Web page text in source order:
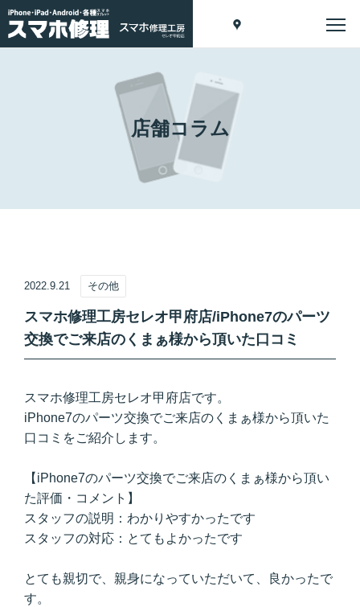
店舗コラム
2022.9.21 その他
スマホ修理工房セレオ甲府店/iPhone7のパーツ
交換でご来店のくまぁ様から頂いた口コミ
スマホ修理工房セレオ甲府店です。
iPhone7のパーツ交換でご来店のくまぁ様から頂いた
口コミをご紹介します。
【iPhone7のパーツ交換でご来店のくまぁ様から頂い
た評価・コメント】
スタッフの説明：わかりやすかったです
スタッフの対応：とてもよかったです
とても親切で、親身になっていただいて、良かったで
す。